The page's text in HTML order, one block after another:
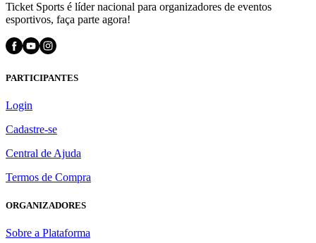
Ticket Sports é líder nacional para organizadores de eventos
esportivos, faça parte agora!
PARTICIPANTES
Login
Cadastre-se
Central de Ajuda
Termos de Compra
ORGANIZADORES
Sobre a Plataforma